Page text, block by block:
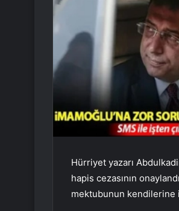
Hürriyet yazarı
hapis cezasının
mektubunun kendilerine